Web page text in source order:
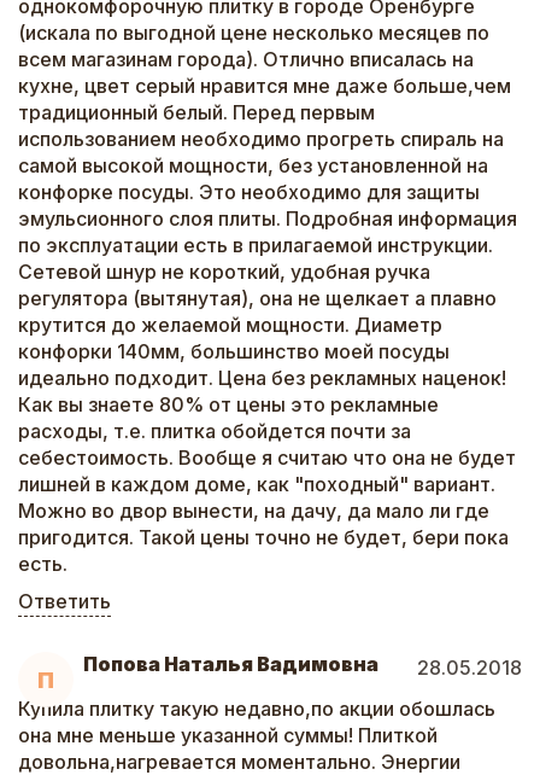
однокомфорочную плитку в городе Оренбурге
(искала по выгодной цене несколько месяцев по
всем магазинам города). Отлично вписалась на
кухне, цвет серый нравится мне даже больше,чем
традиционный белый. Перед первым
использованием необходимо прогреть спираль на
самой высокой мощности, без установленной на
конфорке посуды. Это необходимо для защиты
эмульсионного слоя плиты. Подробная информация
по эксплуатации есть в прилагаемой инструкции.
Сетевой шнур не короткий, удобная ручка
регулятора (вытянутая), она не щелкает а плавно
крутится до желаемой мощности. Диаметр
конфорки 140мм, большинство моей посуды
идеально подходит. Цена без рекламных наценок!
Как вы знаете 80% от цены это рекламные
расходы, т.е. плитка обойдется почти за
себестоимость. Вообще я считаю что она не будет
лишней в каждом доме, как "походный" вариант.
Можно во двор вынести, на дачу, да мало ли где
пригодится. Такой цены точно не будет, бери пока
есть.
Ответить
П
Попова Наталья Вадимовна
28.05.2018
Купила плитку такую недавно,по акции обошлась
она мне меньше указанной суммы! Плиткой
довольна,нагревается моментально. Энергии